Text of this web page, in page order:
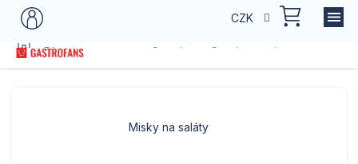
Přejít
CZK
Domů
Dle typu provozu Catering Servis cateringu a rautu
Misky na saláty